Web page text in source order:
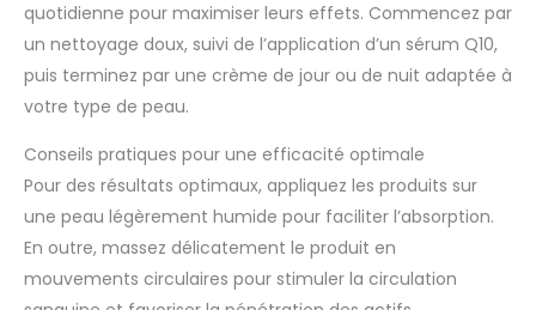
quotidienne pour maximiser leurs effets. Commencez par
un nettoyage doux, suivi de l’application d’un sérum Q10,
puis terminez par une crème de jour ou de nuit adaptée à
votre type de peau.
Conseils pratiques pour une efficacité optimale
Pour des résultats optimaux, appliquez les produits sur
une peau légèrement humide pour faciliter l’absorption.
En outre, massez délicatement le produit en
mouvements circulaires pour stimuler la circulation